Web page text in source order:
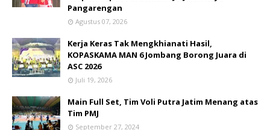
Pangarengan
Agustus 07, 2026
Kerja Keras Tak Mengkhianati Hasil,
KOPASKAMA MAN 6 Jombang Borong Juara di
ASC 2026
Juli 19, 2026
Main Full Set, Tim Voli Putra Jatim Menang atas
Tim PMJ
September 27, 2024